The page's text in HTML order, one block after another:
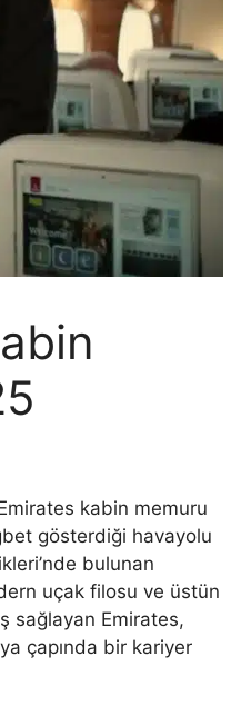
kabin memuru
gösterdiği havayolu
bulunan
uçak filosu ve üstün
sağlayan Emirates,
çapında bir kariyer